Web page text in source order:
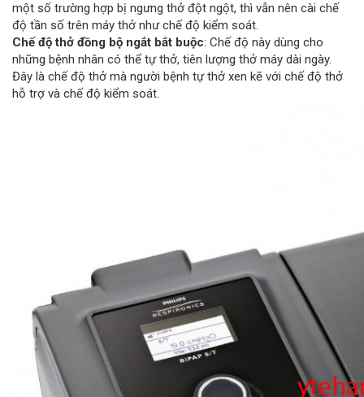
một số trường hợp bị ngưng thở đột ngột, thì vẫn nên cài chế
độ tần số trên máy thở như chế độ kiểm soát.
Chế độ thở đồng bộ ngắt bắt buộc: Chế độ này dùng cho
những bệnh nhân có thể tự thở, tiên lượng thở máy dài ngày.
Đây là chế độ thở mà người bệnh tự thở xen kẽ với chế độ thở
hỗ trợ và chế độ kiểm soát.